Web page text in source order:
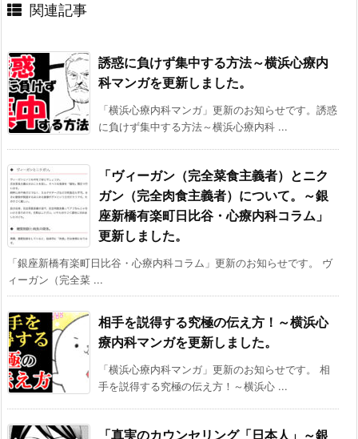
関連記事
誘惑に負けず集中する方法～横浜心療内
科マンガを更新しました。
「横浜心療内科マンガ」更新のお知らせです。誘惑
に負けず集中する方法～横浜心療内科 ...
「ヴィーガン（完全菜食主義者）とニク
ガン（完全肉食主義者）について。～銀
座新橋有楽町日比谷・心療内科コラム」
更新しました。
「銀座新橋有楽町日比谷・心療内科コラム」更新のお知らせです。 ヴ
ィーガン（完全菜 ...
相手を説得する究極の伝え方！～横浜心
療内科マンガを更新しました。
「横浜心療内科マンガ」更新のお知らせです。 相
手を説得する究極の伝え方！～横浜心 ...
「真実のカウンセリング「日本人」～銀